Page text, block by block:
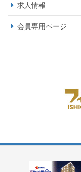
求人情報
会員専用ページ